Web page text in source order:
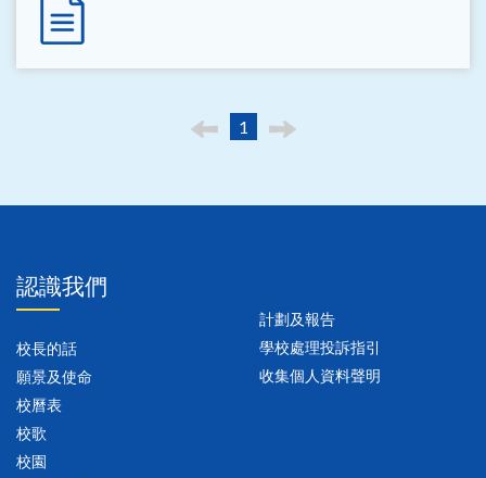
1
認識我們
校長的話
願景及使命
校曆表
校歌
校園
計劃及報告
學校處理投訴指引
收集個人資料聲明